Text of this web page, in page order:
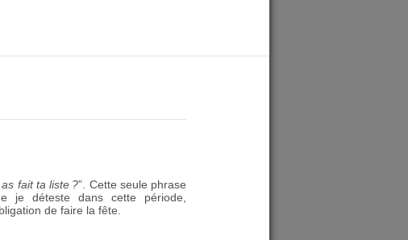
fait ta liste ?”. Cette seule phrase
je déteste dans cette période,
de faire la fête.